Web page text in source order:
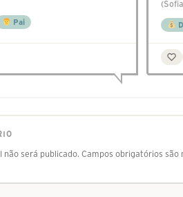
Pai
não será publicado. Campos obrigatórios são